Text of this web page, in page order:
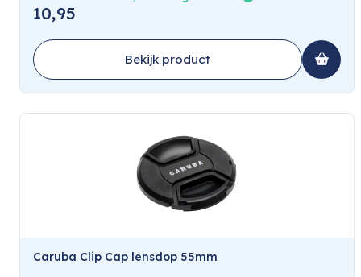
10,95
Bekijk product
Caruba Clip Cap lensdop 55mm